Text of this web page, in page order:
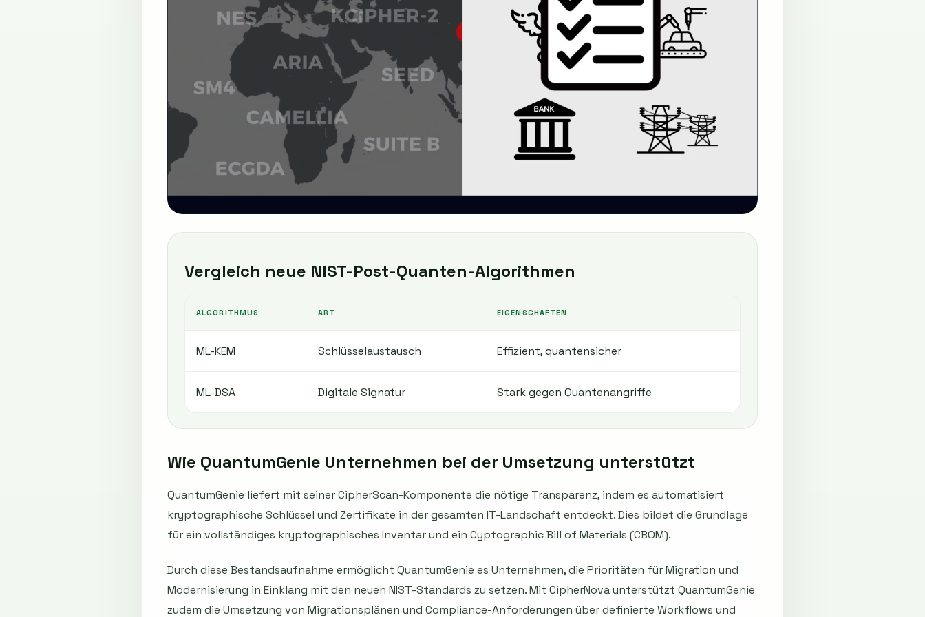
Vergleich neue NIST-Post-Quanten-Algorithmen
ALGORITHMUS ART EIGENSCHAFTEN
ML-KEM Schlüsselaustausch Effizient, quantensicher
ML-DSA Digitale Signatur Stark gegen Quantenangriffe
Wie QuantumGenie Unternehmen bei der Umsetzung unterstützt
QuantumGenie liefert mit seiner CipherScan-Komponente die nötige Transparenz, indem es automatisiert
kryptographische Schlüssel und Zertifikate in der gesamten IT-Landschaft entdeckt. Dies bildet die Grundlage
für ein vollständiges kryptographisches Inventar und ein Cyptographic Bill of Materials (CBOM).
Durch diese Bestandsaufnahme ermöglicht QuantumGenie es Unternehmen, die Prioritäten für Migration und
Modernisierung in Einklang mit den neuen NIST-Standards zu setzen. Mit CipherNova unterstützt QuantumGenie
zudem die Umsetzung von Migrationsplänen und Compliance-Anforderungen über definierte Workflows und